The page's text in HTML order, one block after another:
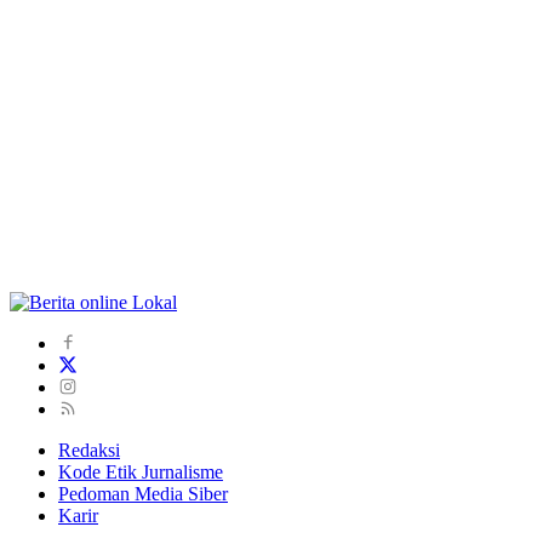
Redaksi
Kode Etik Jurnalisme
Pedoman Media Siber
Karir